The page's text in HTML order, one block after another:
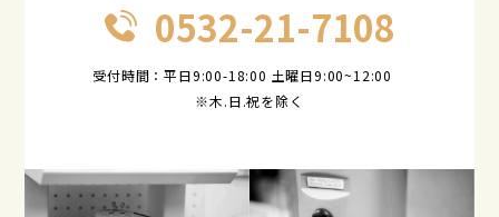
0532-21-7108
受付時間：平日9:00-18:00 土曜日9:00~12:00
※木.日.祝を除く